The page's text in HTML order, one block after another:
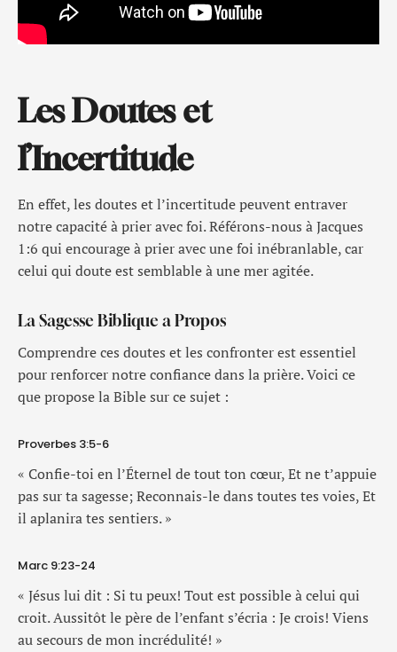
Les Doutes et
l’Incertitude
En effet, les doutes et l’incertitude peuvent entraver
notre capacité à prier avec foi. Référons-nous à Jacques
1:6 qui encourage à prier avec une foi inébranlable, car
celui qui doute est semblable à une mer agitée.
La Sagesse Biblique a Propos
Comprendre ces doutes et les confronter est essentiel
pour renforcer notre confiance dans la prière. Voici ce
que propose la Bible sur ce sujet :
Proverbes 3:5-6
« Confie-toi en l’Éternel de tout ton cœur, Et ne t’appuie
pas sur ta sagesse; Reconnais-le dans toutes tes voies, Et
il aplanira tes sentiers. »
Marc 9:23-24
« Jésus lui dit : Si tu peux! Tout est possible à celui qui
croit. Aussitôt le père de l’enfant s’écria : Je crois! Viens
au secours de mon incrédulité! »